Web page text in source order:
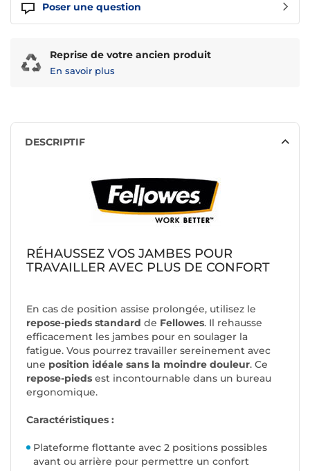
Poser une question
Reprise de votre ancien produit
En savoir plus
DESCRIPTIF
RÉHAUSSEZ VOS JAMBES POUR
TRAVAILLER AVEC PLUS DE CONFORT
En cas de position assise prolongée, utilisez le
repose-pieds standard de Fellowes. Il rehausse
efficacement les jambes pour en soulager la
fatigue. Vous pourrez travailler sereinement avec
une position idéale sans la moindre douleur. Ce
repose-pieds est incontournable dans un bureau
ergonomique.
Caractéristiques :
Plateforme flottante avec 2 positions possibles
avant ou arrière pour permettre un confort